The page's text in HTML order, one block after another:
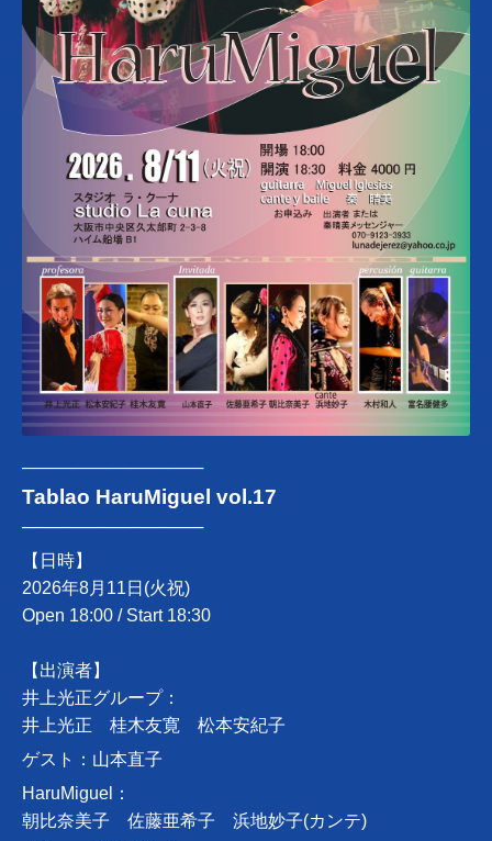
───────────────
Tablao HaruMiguel vol.17
───────────────
【日時】
2026年8月11日(火祝)
Open 18:00 / Start 18:30
【出演者】
井上光正グループ：
井上光正 桂木友寛 松本安紀子
ゲスト：山本直子
HaruMiguel：
朝比奈美子 佐藤亜希子 浜地妙子(カンテ)